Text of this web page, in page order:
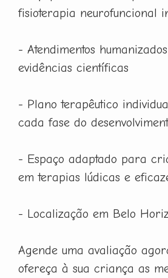
fisioterapia neurofuncional
- Atendimentos
evidências científicas
- Plano terapêutico
cada fase do
- Espaço adaptado para
em terapias lúdicas e
- Localização em Belo
Agende uma avaliação
ofereça à sua criança as